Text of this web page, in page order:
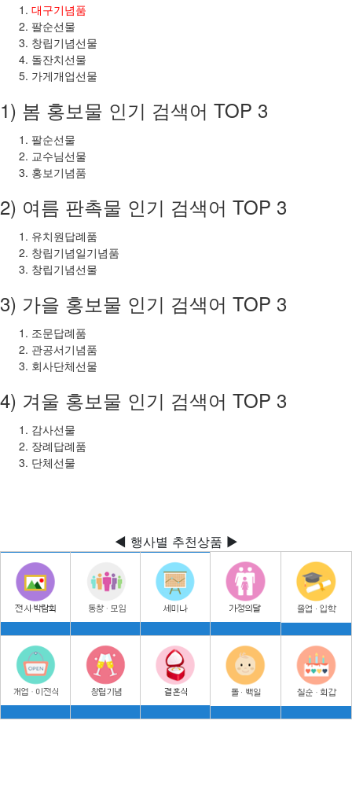
대구기념품
팔순선물
창립기념선물
돌잔치선물
가게개업선물
1) 봄 홍보물 인기 검색어 TOP 3
팔순선물
교수님선물
홍보기념품
2) 여름 판촉물 인기 검색어 TOP 3
유치원답례품
창립기념일기념품
창립기념선물
3) 가을 홍보물 인기 검색어 TOP 3
조문답례품
관공서기념품
회사단체선물
4) 겨울 홍보물 인기 검색어 TOP 3
감사선물
장례답례품
단체선물
◀ 행사별 추천상품 ▶